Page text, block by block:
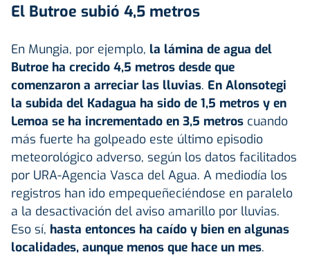
El Butroe subió 4,5 metros
En Mungia, por ejemplo, la lámina de agua del
Butroe ha crecido 4,5 metros desde que
comenzaron a arreciar las lluvias. En Alonsotegi
la subida del Kadagua ha sido de 1,5 metros y en
Lemoa se ha incrementado en 3,5 metros cuando
más fuerte ha golpeado este último episodio
meteorológico adverso, según los datos facilitados
por URA-Agencia Vasca del Agua. A mediodía los
registros han ido empequeñeciéndose en paralelo
a la desactivación del aviso amarillo por lluvias.
Eso sí, hasta entonces ha caído y bien en algunas
localidades, aunque menos que hace un mes.